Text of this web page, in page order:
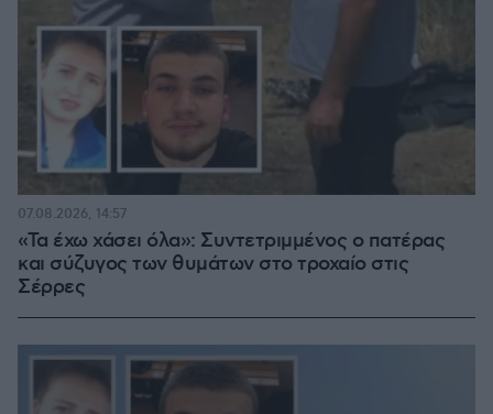
«Τα έχω χάσει όλα»: Συντετριμμένος ο πατέρας
και σύζυγος των θυμάτων στο τροχαίο στις
Σέρρες
07.08.2026, 14:57